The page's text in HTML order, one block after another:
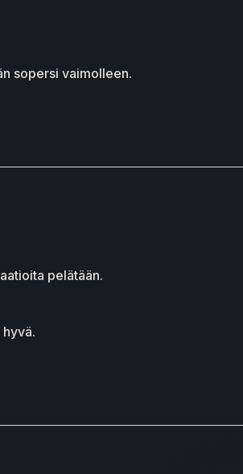
sopersi vaimolleen.
pelätään.